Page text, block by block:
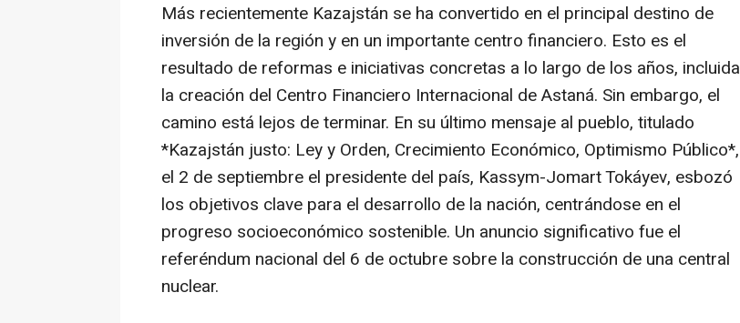
Más recientemente Kazajstán se ha convertido en el principal destino de
inversión de la región y en un importante centro financiero. Esto es el
resultado de reformas e iniciativas concretas a lo largo de los años, incluida
la creación del Centro Financiero Internacional de Astaná. Sin embargo, el
camino está lejos de terminar. En su último mensaje al pueblo, titulado
*Kazajstán justo: Ley y Orden, Crecimiento Económico, Optimismo Público*,
el 2 de septiembre el presidente del país, Kassym-Jomart Tokáyev, esbozó
los objetivos clave para el desarrollo de la nación, centrándose en el
progreso socioeconómico sostenible. Un anuncio significativo fue el
referéndum nacional del 6 de octubre sobre la construcción de una central
nuclear.